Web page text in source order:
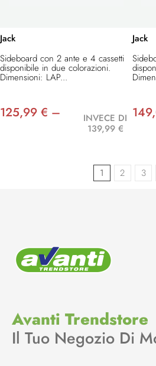
Jack
Sideboard con 2 ante e 4 cassetti
disponibile in due colorazioni.
Dimensioni: LAP...
125,99 € –
INVECE DI
139,99 €
Jack
1 2 3
Avanti Trendstore
Il Tuo Negozio Di